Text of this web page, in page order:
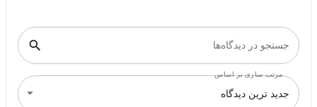
جستجو در دیدگاه‌ها
مرتب سازی بر اساس
جدید ترین دیدگاه